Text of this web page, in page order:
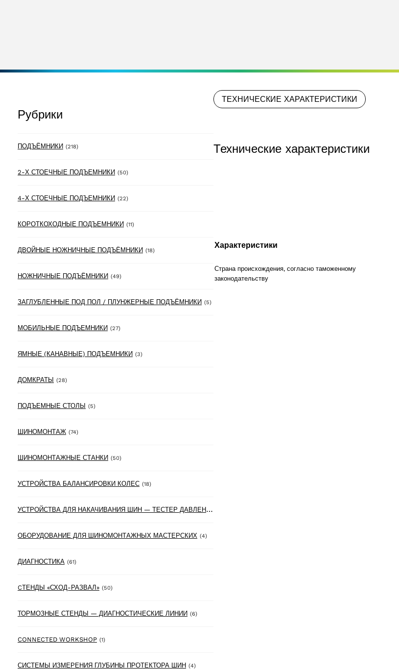
Рубрики
ПОДЪЁМНИКИ (218)218 products
2-Х СТОЕЧНЫЕ ПОДЪЕМНИКИ (50)50 products
4-Х СТОЕЧНЫЕ ПОДЪЕМНИКИ (22)22 products
КОРОТКОХОДНЫЕ ПОДЪЕМНИКИ (11)11 products
ДВОЙНЫЕ НОЖНИЧНЫЕ ПОДЪЁМНИКИ (18)18 products
НОЖНИЧНЫЕ ПОДЪЁМНИКИ (49)49 products
ЗАГЛУБЛЕННЫЕ ПОД ПОЛ / ПЛУНЖЕРНЫЕ ПОДЪЁМНИКИ (5)5 products
МОБИЛЬНЫЕ ПОДЪЕМНИКИ (27)27 products
ЯМНЫЕ (КАНАВНЫЕ) ПОДЪЕМНИКИ (3)3 products
ДОМКРАТЫ (28)28 products
ПОДЪЕМНЫЕ СТОЛЫ (5)5 products
ШИНОМОНТАЖ (74)74 products
ШИНОМОНТАЖНЫЕ СТАНКИ (50)50 products
УСТРОЙСТВА БАЛАНСИРОВКИ КОЛЕС (18)18 products
У
СТРОЙСТВА ДЛЯ НАКАЧИВАНИЯ ШИН — ТЕСТЕР ДАВЛЕНИЯ В ШИНАХ
ОБОРУДОВАНИЕ ДЛЯ ШИНОМОНТАЖНЫХ МАСТЕРСКИХ (4)4 products
ДИАГНОСТИКА (61)61 products
CТЕНДЫ «СХОД-РАЗВАЛ» (50)50 products
ТОРМОЗНЫЕ СТЕНДЫ — ДИАГНОСТИЧЕСКИЕ ЛИНИИ (6)6 products
CONNECTED WORKSHOP (1)1 product
СИСТЕМЫ ИЗМЕРЕНИЯ ГЛУБИНЫ ПРОТЕКТОРА ШИН (4)4 products
ТЕХНИЧЕСКИЕ ХАРАКТЕРИСТИКИ
Технические характеристики
Характеристики
Страна происхождения, согласно таможенному
законодательству